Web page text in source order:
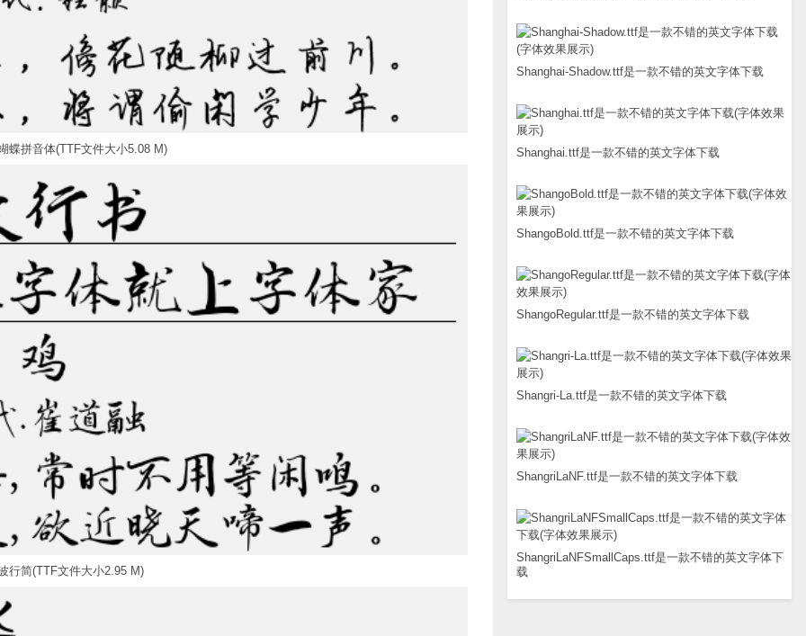
Shanghai-Shadow.ttf是一款不错的英文字体下载
Shanghai.ttf是一款不错的英文字体下载
ShangoBold.ttf是一款不错的英文字体下载
ShangoRegular.ttf是一款不错的英文字体下载
Shangri-La.ttf是一款不错的英文字体下载
ShangriLaNF.ttf是一款不错的英文字体下载
ShangriLaNFSmallCaps.ttf是一款不错的英文字体下
载
蝶拼音体(TTF文件大小5.08 M)
行简(TTF文件大小2.95 M)